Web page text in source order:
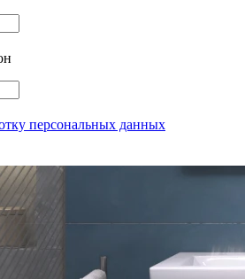
персональных данных